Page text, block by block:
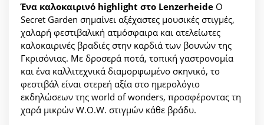
Ένα καλοκαιρινό highlight στο Lenzerheide Ο
Secret Garden σημαίνει αξέχαστες μουσικές στιγμές,
χαλαρή φεστιβαλική ατμόσφαιρα και ατελείωτες
καλοκαιρινές βραδιές στην καρδιά των βουνών της
Γκρισόνιας. Με δροσερά ποτά, τοπική γαστρονομία
και ένα καλλιτεχνικά διαμορφωμένο σκηνικό, το
φεστιβάλ είναι στερεή αξία στο ημερολόγιο
εκδηλώσεων της world of wonders, προσφέροντας τη
χαρά μικρών W.O.W. στιγμών κάθε βράδυ.